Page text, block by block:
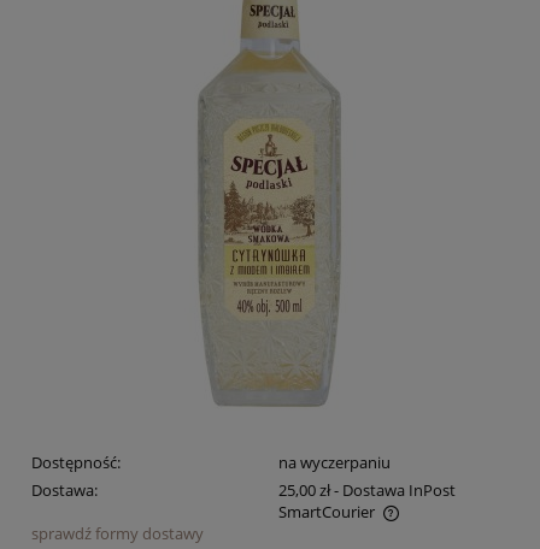
Dostępność:
na wyczerpaniu
Dostawa:
25,00 zł- Dostawa InPost
SmartCourier
Cena nie zawiera ewentualnych kosztów płatności
sprawdź formy dostawy